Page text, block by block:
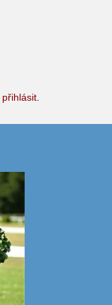
přihlásit